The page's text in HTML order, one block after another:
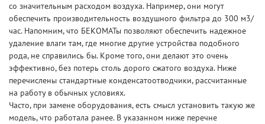
со значительным расходом воздуха. Например, они могут
обеспечить производительность воздушного фильтра до 300 м3/
час. Напомним, что БЕКОМАТы позволяют обеспечить надежное
удаление влаги там, где многие другие устройства подобного
рода, не справились бы. Кроме того, они делают это очень
эффективно, без потерь столь дорого сжатого воздуха. Ниже
перечислены стандартные конденсатоотводчики, рассчитанные
на работу в обычных условиях.
Часто, при замене оборудования, есть смысл установить такую же
модель, что работала ранее. В указанном ниже перечне